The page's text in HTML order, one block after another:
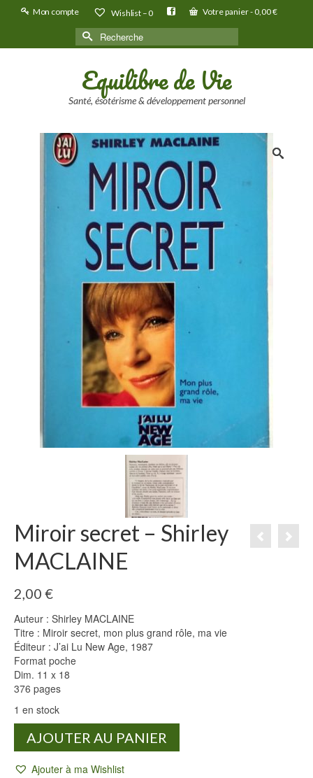
Mon compte Wishlist –0 Votre panier-0,00€
Rechercher :
Equilibre de Vie
Santé, ésotérisme & développement personnel
Miroir secret – Shirley
MACLAINE
2,00 €
Auteur : Shirley MACLAINE
Titre : Miroir secret, mon plus grand rôle, ma vie
Éditeur : J’ai Lu New Age, 1987
Format poche
Dim. 11 x 18
376 pages
1 en stock
secret
AJOUTER AU PANIER
Ajouter à ma Wishlist